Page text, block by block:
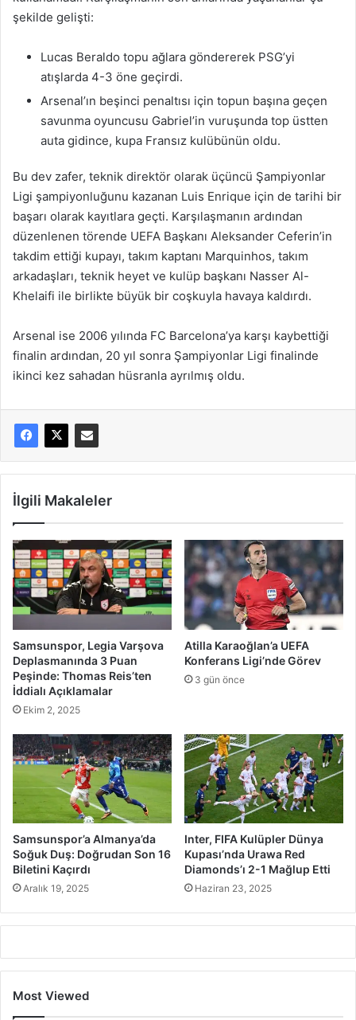
şekilde gelişti:
Lucas Beraldo topu ağlara göndererek PSG’yi
atışlarda 4-3 öne geçirdi.
Arsenal’ın beşinci penaltısı için topun başına geçen
savunma oyuncusu Gabriel’in vuruşunda top üstten
auta gidince, kupa Fransız kulübünün oldu.
Bu dev zafer, teknik direktör olarak üçüncü Şampiyonlar
Ligi şampiyonluğunu kazanan Luis Enrique için de tarihi bir
başarı olarak kayıtlara geçti. Karşılaşmanın ardından
düzenlenen törende UEFA Başkanı Aleksander Ceferin’in
takdim ettiği kupayı, takım kaptanı Marquinhos, takım
arkadaşları, teknik heyet ve kulüp başkanı Nasser Al-
Khelaifi ile birlikte büyük bir coşkuyla havaya kaldırdı.
Arsenal ise 2006 yılında FC Barcelona’ya karşı kaybettiği
finalin ardından, 20 yıl sonra Şampiyonlar Ligi finalinde
ikinci kez sahadan hüsranla ayrılmış oldu.
İlgili Makaleler
Samsunspor, Legia Varşova
Deplasmanında 3 Puan
Peşinde: Thomas Reis’ten
İddialı Açıklamalar
Ekim 2, 2025
Atilla Karaoğlan’a UEFA
Konferans Ligi’nde Görev
3 gün önce
Samsunspor’a Almanya’da
Soğuk Duş: Doğrudan Son 16
Biletini Kaçırdı
Aralık 19, 2025
Inter, FIFA Kulüpler Dünya
Kupası’nda Urawa Red
Diamonds’ı 2-1 Mağlup Etti
Haziran 23, 2025
Most Viewed